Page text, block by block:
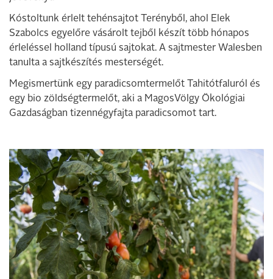
Kóstoltunk érlelt tehénsajtot Terényből, ahol Elek
Szabolcs egyelőre vásárolt tejből készít több hónapos
érleléssel holland típusú sajtokat. A sajtmester Walesben
tanulta a sajtkészítés mesterségét.
Megismertünk egy paradicsomtermelőt Tahitótfaluról és
egy bio zöldségtermelőt, aki a MagosVölgy Ökológiai
Gazdaságban tizennégyfajta paradicsomot tart.